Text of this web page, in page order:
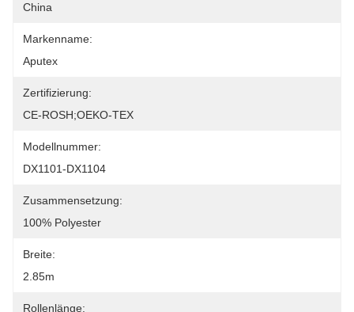
China
Markenname:
Aputex
Zertifizierung:
CE-ROSH;OEKO-TEX
Modellnummer:
DX1101-DX1104
Zusammensetzung:
100% Polyester
Breite:
2.85m
Rollenlänge: